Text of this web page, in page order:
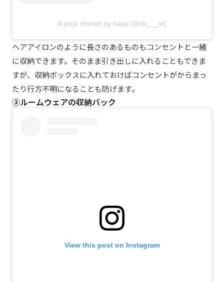
A post shared by saya (@sk___ie)
ヘアアイロンのように長さのあるものもコンセントと一緒
に収納できます。そのまま引き出しに入れることもできま
すが、収納ボックスに入れておけばコンセントがからまっ
たり行方不明になることも防げます。
③ルームウェアの収納バック
View this post on Instagram